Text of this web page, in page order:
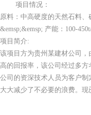
项目情况：
原料：中高硬度的天然石料
&emsp;&emsp; 产能：100-
项目简介:
该项目方为贵州某建材公司
高的回报率，该公司经过多
公司的资深技术人员为客户
大大减少了不必要的浪费。现